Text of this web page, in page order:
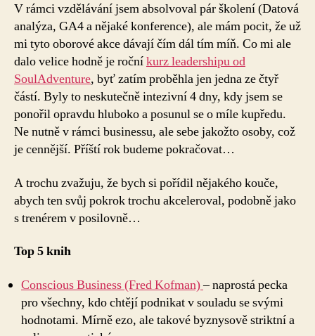
V rámci vzdělávání jsem absolvoval pár školení (Datová
analýza, GA4 a nějaké konference), ale mám pocit, že už
mi tyto oborové akce dávají čím dál tím míň. Co mi ale
dalo velice hodně je ročníkurz leadershipu od
SoulAdventure, byť zatím proběhla jen jedna ze čtyř
částí. Byly to neskutečně intezivní 4 dny, kdy jsem se
ponořil opravdu hluboko a posunul se o míle kupředu.
Ne nutně v rámci businessu, ale sebe jakožto osoby, což
je cennější. Příští rok budeme pokračovat…
A trochu zvažuju, že bych si pořídil nějakého kouče,
abych ten svůj pokrok trochu akceleroval, podobně jako
s trenérem v posilovně…
Top 5 knih
Conscious Business (Fred Kofman)– naprostá pecka
pro všechny, kdo chtějí podnikat v souladu se svými
hodnotami. Mírně ezo, ale takové byznysově striktní a